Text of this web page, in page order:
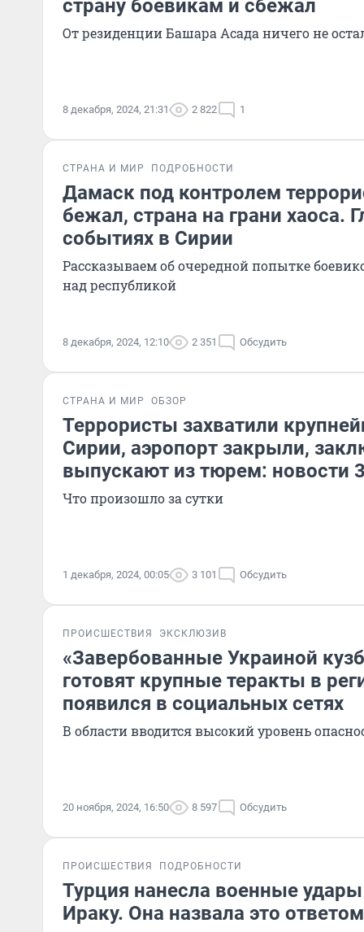
страну боевикам и сбежал
От резиденции Башара Асада ничего не
8 декабря, 2024, 21:31 2 822 1
СТРАНА И МИР ПОДРОБНОСТИ
Дамаск под контролем
бежал, страна на грани хаоса.
событиях в Сирии
Рассказываем об очередной попытке
над республикой
8 декабря, 2024, 12:10 2 351 Обсудить
СТРАНА И МИР ОБЗОР
Террористы захватили
Сирии, аэропорт закрыли,
выпускают из тюрем: новости
Что произошло за сутки
1 декабря, 2024, 00:05 3 101 Обсудить
ПРОИСШЕСТВИЯ ЭКСКЛЮЗИВ
«Завербованные Украиной
готовят крупные теракты в
появился в социальных сетях
В области вводится высокий уровень
20 ноября, 2024, 16:50 8 597 Обсудить
ПРОИСШЕСТВИЯ ПОДРОБНОСТИ
Турция нанесла военные
Ираку. Она назвала это